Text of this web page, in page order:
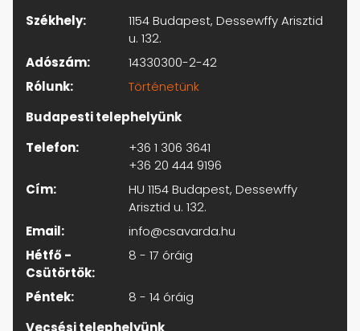
Székhely:
1154 Budapest, Dessewffy Arisztid
u. 132.
Adószám:
14330300-2-42
Rólunk:
Történetünk
Budapesti telephelyünk
Telefon:
+36 1 306 3641
+36 20 444 9196
Cím:
HU 1154 Budapest, Dessewffy
Arisztid u. 132.
Email:
info@csavarda.hu
Hétfő -
Csütörtök:
8 - 17 óráig
Péntek:
8 - 14 óráig
Vecsési telephelyünk